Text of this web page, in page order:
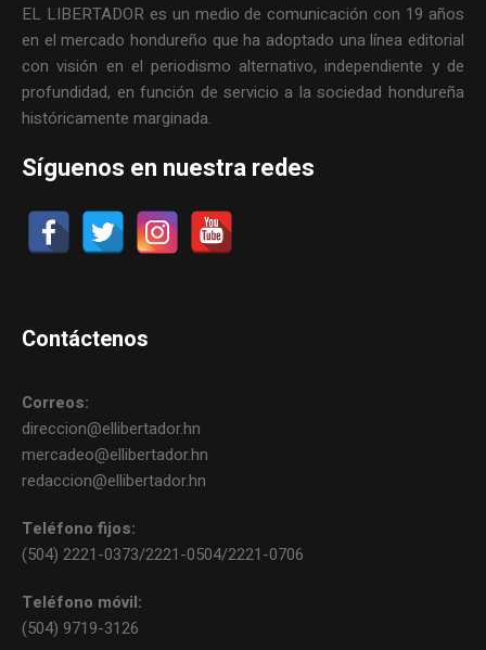
EL LIBERTADOR es un medio de comunicación con 19 años
en el mercado hondureño que ha adoptado una línea editorial
con visión en el periodismo alternativo, independiente y de
profundidad, en función de servicio a la sociedad hondureña
históricamente marginada.
Síguenos en nuestra redes
Contáctenos
Correos:
direccion@ellibertador.hn
mercadeo@ellibertador.hn
redaccion@ellibertador.hn
Teléfono fijos:
(504) 2221-0373/2221-0504/2221-0706
Teléfono móvil:
(504) 9719-3126